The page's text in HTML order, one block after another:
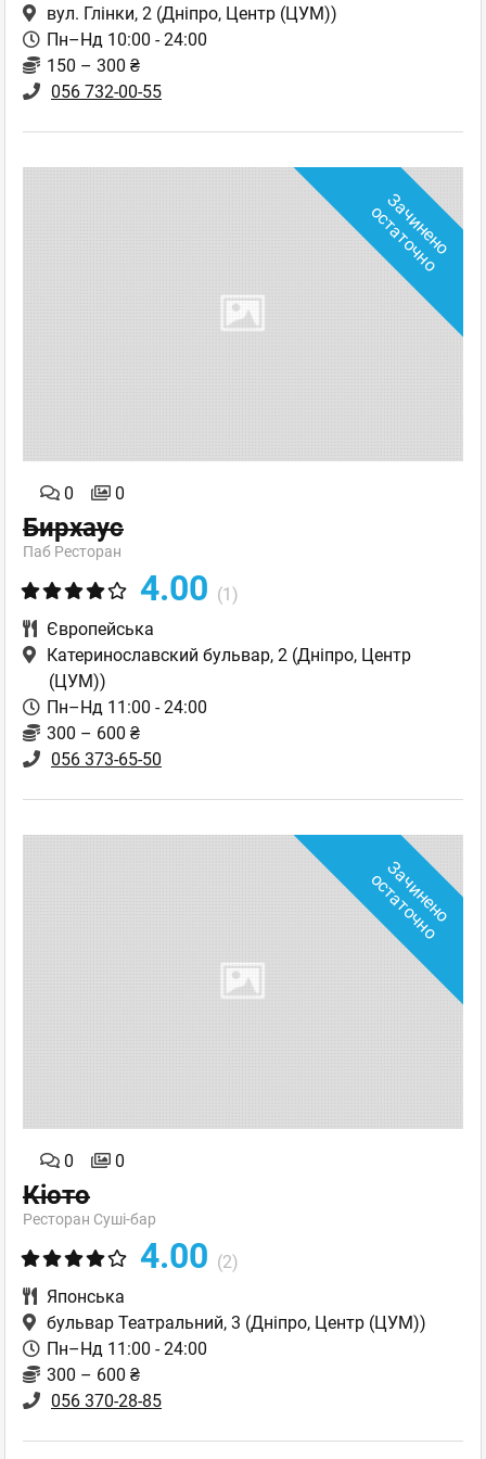
вул. Глінки, 2 (Дніпро, Центр (ЦУМ))
Пн–Нд 10:00 - 24:00
150 – 300 ₴
056 732-00-55
0 0
З
а
ч
и
н
е
н
о
о
с
т
а
т
о
ч
н
о
Бирхаус
Паб Ресторан
4.00 (1)
Європейська
Катеринославский бульвар, 2 (Дніпро, Центр
(ЦУМ))
Пн–Нд 11:00 - 24:00
300 – 600 ₴
056 373-65-50
0 0
З
а
ч
и
н
е
н
о
о
с
т
а
т
о
ч
н
о
Кіото
Ресторан Суші-бар
4.00 (2)
Японська
бульвар Театральний, 3 (Дніпро, Центр (ЦУМ))
Пн–Нд 11:00 - 24:00
300 – 600 ₴
056 370-28-85